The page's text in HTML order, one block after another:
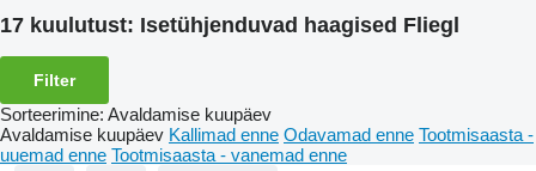
17 kuulutust: Isetühjenduvad haagised Fliegl
Filter
Sorteerimine: Avaldamise kuupäev
Avaldamise kuupäev Kallimad enne Odavamad enne Tootmisaasta -
uuemad enne Tootmisaasta - vanemad enne